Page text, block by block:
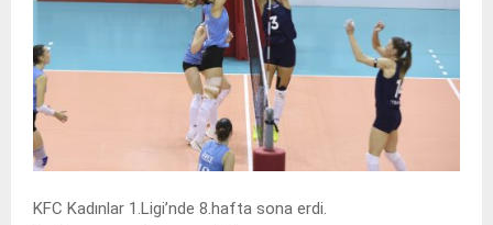
KFC Kadınlar 1.Ligi’nde 8.hafta sona erdi.